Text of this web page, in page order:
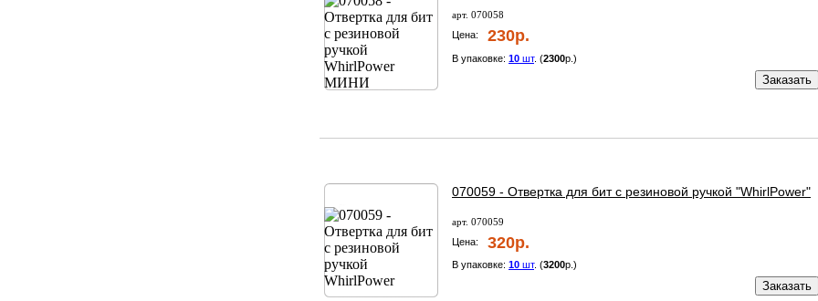
арт. 070058
Цена:
230р.
В упаковке: 10 шт. (2300р.)
Заказать
070059 - Отвертка для бит с резиновой ручкой "WhirlPower"
арт. 070059
Цена:
320р.
В упаковке: 10 шт. (3200р.)
Заказать